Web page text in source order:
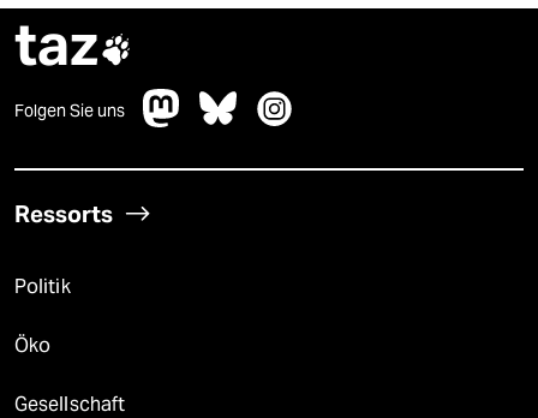
taz
Folgen Sie uns
Ressorts
Politik
Öko
Gesellschaft